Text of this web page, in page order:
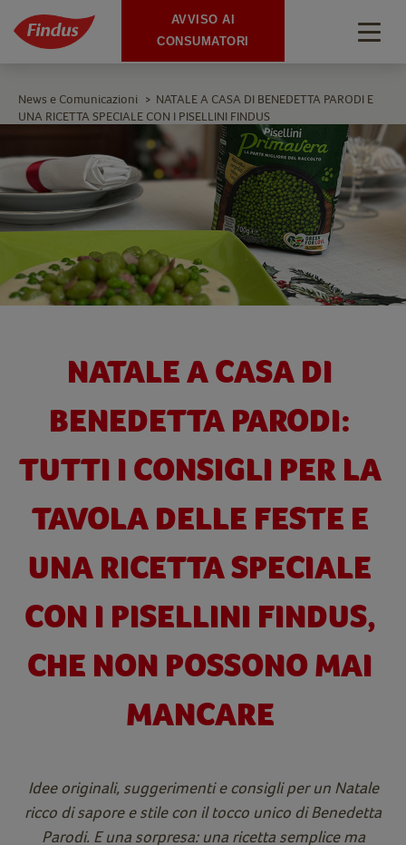
News e Comunicazioni > NATALE A CASA DI BENEDETTA PARODI E
UNA RICETTA SPECIALE CON I PISELLINI FINDUS
NATALE A CASA DI
BENEDETTA PARODI:
TUTTI I CONSIGLI PER LA
TAVOLA DELLE FESTE E
UNA RICETTA SPECIALE
CON I PISELLINI FINDUS,
CHE NON POSSONO MAI
MANCARE
Idee originali, suggerimenti e consigli per un Natale
ricco di sapore e stile con il tocco unico di Benedetta
Parodi. E una sorpresa: una ricetta semplice ma
AVVISO AI
CONSUMATORI